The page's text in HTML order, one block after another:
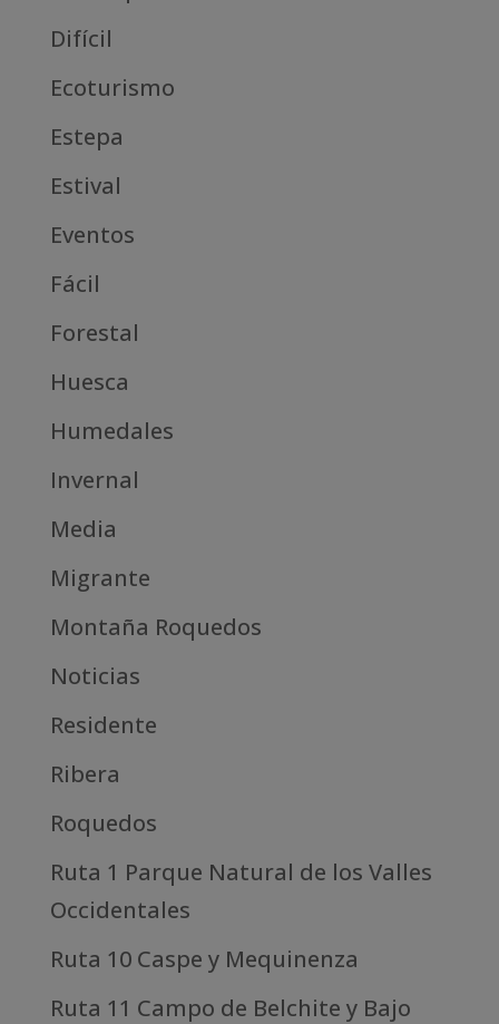
Difícil
Ecoturismo
Estepa
Estival
Eventos
Fácil
Forestal
Huesca
Humedales
Invernal
Media
Migrante
Montaña Roquedos
Noticias
Residente
Ribera
Roquedos
Ruta 1 Parque Natural de los Valles
Occidentales
Ruta 10 Caspe y Mequinenza
Ruta 11 Campo de Belchite y Bajo